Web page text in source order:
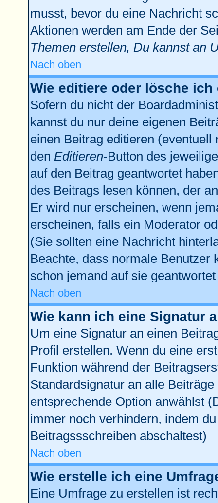
musst, bevor du eine Nachricht
Aktionen werden am Ende der
Themen erstellen, Du kannst an
Nach oben
Wie editiere oder lösche ich
Sofern du nicht der
kannst du nur deine eigenen
einen Beitrag editieren
den Editieren-Button des
auf den Beitrag geantwortet
des Beitrags lesen können, der
Er wird nur erscheinen, wenn
erscheinen, falls ein Moderator
(Sie sollten eine Nachricht
Beachte, dass normale Benutzer
schon jemand auf sie geantwortet
Nach oben
Wie kann ich eine Signatur
Um eine Signatur an einen
Profil erstellen. Wenn du eine
Funktion während der
Standardsignatur an alle
entsprechende Option anwählst
immer noch verhindern, indem
Beitragssschreiben abschaltest)
Nach oben
Wie erstelle ich eine
Eine Umfrage zu erstellen ist